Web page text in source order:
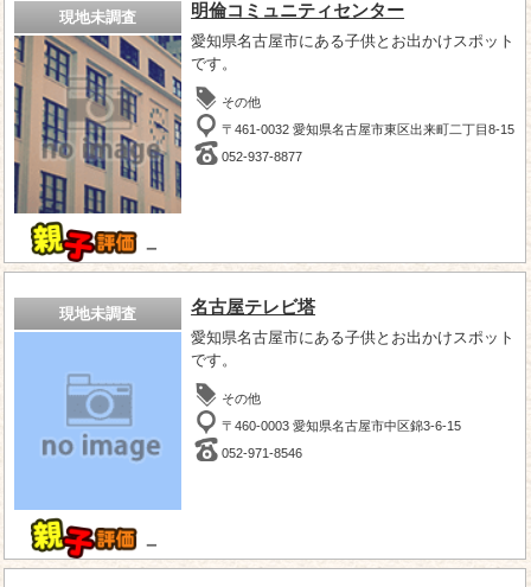
現地未調査
－
明倫コミュニティセンター
愛知県名古屋市にある子供とお出かけスポット
です。
その他
〒461-0032 愛知県名古屋市東区出来町二丁目8-15
052-937-8877
現地未調査
－
名古屋テレビ塔
愛知県名古屋市にある子供とお出かけスポット
です。
その他
〒460-0003 愛知県名古屋市中区錦3-6-15
052-971-8546